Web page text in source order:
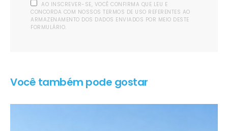
AO INSCREVER-SE, VOCÊ CONFIRMA QUE LEU E
CONCORDA COM NOSSOS TERMOS DE USO REFERENTES AO
ARMAZENAMENTO DOS DADOS ENVIADOS POR MEIO DESTE
FORMULÁRIO.
Você também pode gostar